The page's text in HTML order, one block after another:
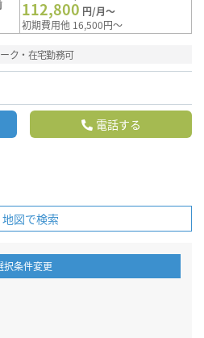
112,800 円/月～
初期費用他 16,500円～
ク・在宅勤務可
電話する
地図で検索
択条件変更